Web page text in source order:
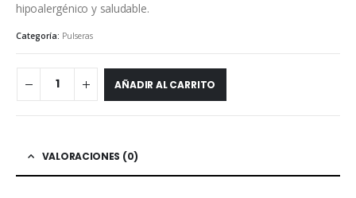
hipoalergénico y saludable.
Categoría: Pulseras
AÑADIR AL CARRITO
VALORACIONES (0)